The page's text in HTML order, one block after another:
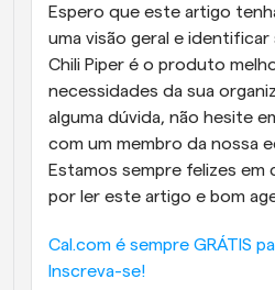
Espero que este artigo
uma visão geral e identificar
Chili Piper é o produto
necessidades da sua
alguma dúvida, não hesite
com um membro da nossa
Estamos sempre felizes em
por ler este artigo e bom
Cal.com é sempre GRÁTIS
Inscreva-se!